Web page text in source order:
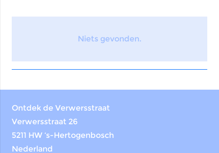
Niets gevonden.
Ontdek de Verwersstraat
Verwersstraat 26
5211 HW ‘s-Hertogenbosch
Nederland